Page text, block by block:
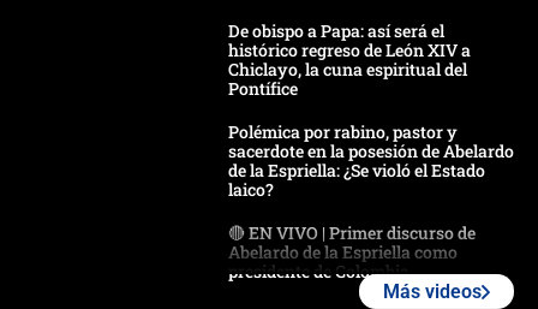
De obispo a Papa: así será el
histórico regreso de León XIV a
Chiclayo, la cuna espiritual del
Pontífice
Polémica por rabino, pastor y
sacerdote en la posesión de Abelardo
de la Espriella: ¿Se violó el Estado
laico?
🔴 EN VIVO | Primer discurso de
Abelardo de la Espriella como
presidente de Colombia
Más videos